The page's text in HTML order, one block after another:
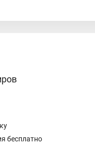
бесплатно